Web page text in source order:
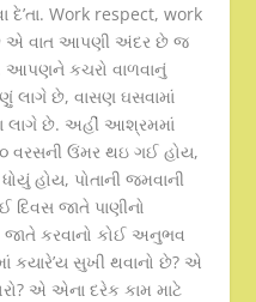
Work respect, work
એ વાત આપણી અંદર છે જ
કચરો વાળવાનું
લાગે છે, વાસણ ઘસવામાં
લાગે છે. અહીં આશ્રમમાં
વરસની ઉંમર થઇ ગઈ હોય,
હોય, પોતાની જમવાની
દિવસ જાતે પાણીનો
જાતે કરવાનો કોઈ અનુભવ
સુખી થવાનો છે? એ
એ એના દરેક કામ માટે